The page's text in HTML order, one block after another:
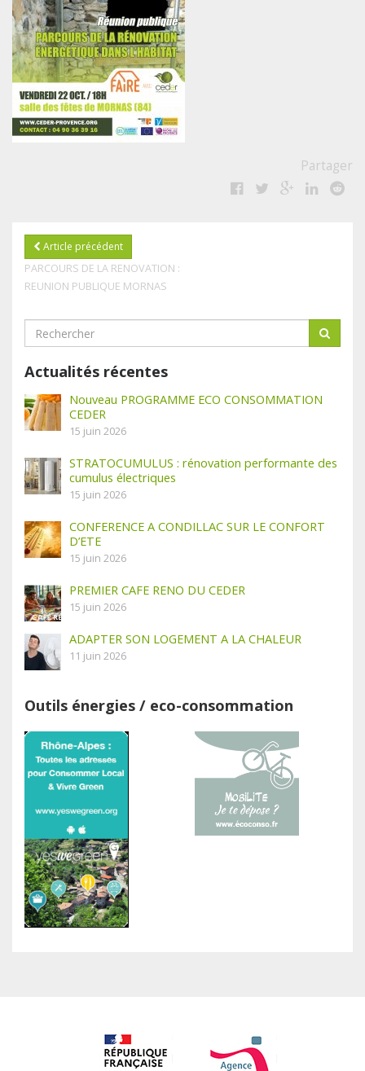
Partager
Article précédent
PARCOURS DE LA RENOVATION :
REUNION PUBLIQUE MORNAS
Actualités récentes
Nouveau PROGRAMME ECO CONSOMMATION
CEDER
15 juin 2026
STRATOCUMULUS : rénovation performante des
cumulus électriques
15 juin 2026
CONFERENCE A CONDILLAC SUR LE CONFORT
D’ETE
15 juin 2026
PREMIER CAFE RENO DU CEDER
15 juin 2026
ADAPTER SON LOGEMENT A LA CHALEUR
11 juin 2026
Outils énergies / eco-consommation